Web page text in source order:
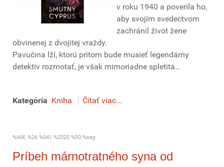
v roku 1940 a poverila ho,
aby svojím svedectvom
zachránil život žene
obvinenej z dvojitej vraždy.
Pavučina lží, ktorú pritom bude musieť legendárny
detektív rozmotať, je však mimoriadne spletitá…
Kategória Kniha Čítať viac...
%AM, %26 %041 %2020 %00:%sep
Príbeh márnotratného syna od